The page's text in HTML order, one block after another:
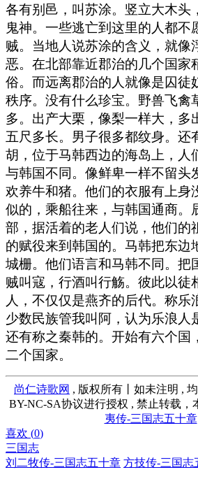
各有别邑，叫苏涂。竖立大木头
鬼神。一些逃亡到这里的人都不
贼。当地人说苏涂的含义，就像
恶。在北部靠近郡治的几个国家
俗。而远离郡治的人就像是囚徒
秩序。没有什么珍宝。野兽飞禽
多。出产大栗，像梨一样大，多
五尺多长。男子很多都纹身。还
胡，位于马韩西边的海岛上，人
与韩国不同。像鲜卑一样不留头
欢养牛和猪。他们的衣服有上身
似的，乘船往来，与韩国通商。
部，据活着的老人们说，他们的
的赋役来到韩国的。马韩把东边
城栅。他们语言和马韩不同。把
贼叫寇，行酒叫行觞。彼此以徒
人，不仅仅是燕齐的后代。称乐
少数民族管我叫阿，认为乐浪人
还有称之秦韩的。开始有六个国
二个国家。
尚仁诗歌网 , 版权所有丨如未注明 ,
BY-NC-SA协议进行授权 , 禁止转载，
夷传-三国志五十章
喜欢 (0)
三国志
刘二牧传-三国志五十章 方技传-三国志